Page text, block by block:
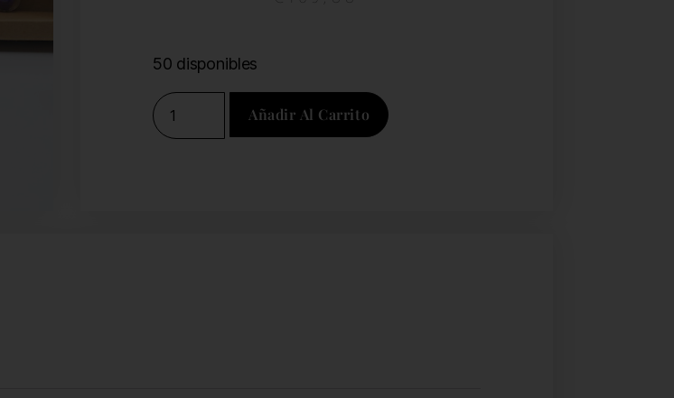
50 disponibles
Añadir Al Carrito